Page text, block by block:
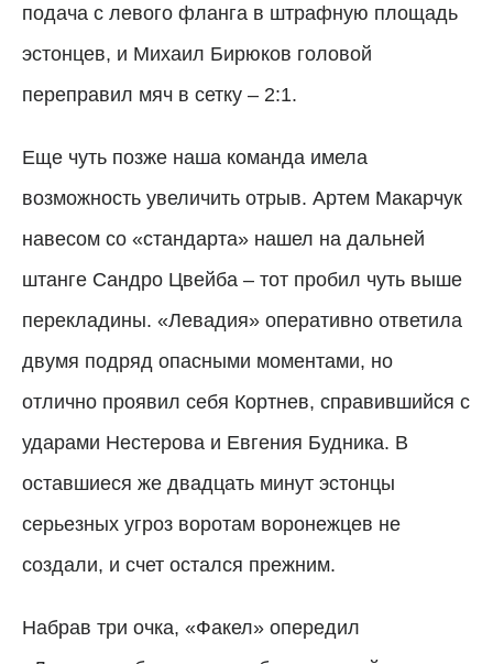
подача с левого фланга в штрафную площадь
эстонцев, и Михаил Бирюков головой
переправил мяч в сетку – 2:1.
Еще чуть позже наша команда имела
возможность увеличить отрыв. Артем Макарчук
навесом со «стандарта» нашел на дальней
штанге Сандро Цвейба – тот пробил чуть выше
перекладины. «Левадия» оперативно ответила
двумя подряд опасными моментами, но
отлично проявил себя Кортнев, справившийся с
ударами Нестерова и Евгения Будника. В
оставшиеся же двадцать минут эстонцы
серьезных угроз воротам воронежцев не
создали, и счет остался прежним.
Набрав три очка, «Факел» опередил